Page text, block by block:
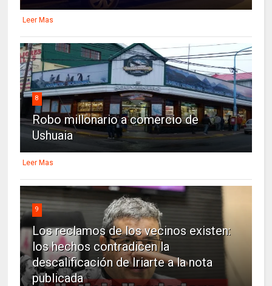
Leer Mas
8
Robo millonario a comercio de
Ushuaia
Leer Mas
9
Los reclamos de los vecinos existen:
los hechos contradicen la
descalificación de Iriarte a la nota
publicada